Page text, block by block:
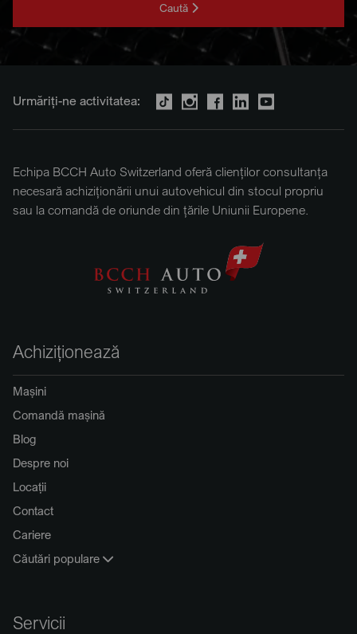
Caută
Urmăriți-ne activitatea:
Echipa BCCH Auto Switzerland oferă clienților consultanța
necesară achiziționării unui autovehicul din stocul propriu
sau la comandă de oriunde din țările Uniunii Europene.
Achiziționează
Mașini
Comandă mașină
Blog
Despre noi
Locații
Contact
Cariere
Căutări populare
Servicii